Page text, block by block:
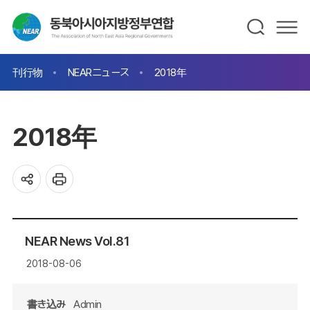
刊行物 NEARニュース 2018年
2018年
NEAR News Vol.81
2018-08-06
書き込み Admin